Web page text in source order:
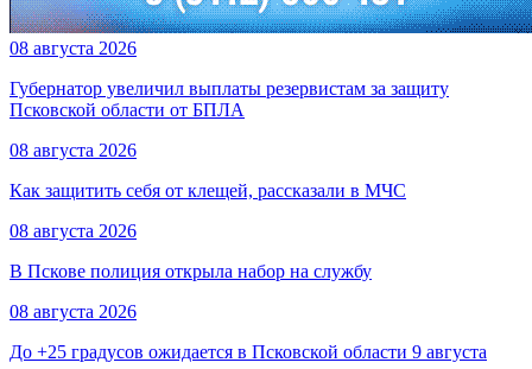
08 августа 2026
Губернатор увеличил выплаты резервистам за защиту
Псковской области от БПЛА
08 августа 2026
Как защитить себя от клещей, рассказали в МЧС
08 августа 2026
В Пскове полиция открыла набор на службу
08 августа 2026
До +25 градусов ожидается в Псковской области 9 августа